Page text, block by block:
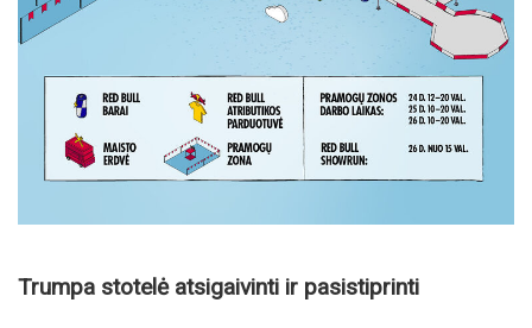
Trumpa stotelė atsigaivinti ir pasistiprinti